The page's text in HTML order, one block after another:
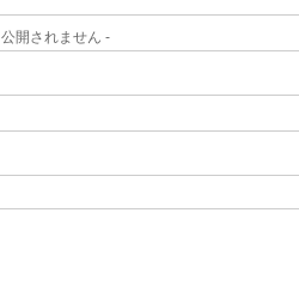
開されません -